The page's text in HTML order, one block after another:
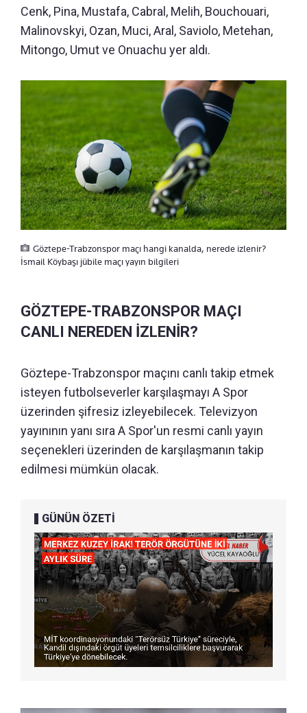
Cenk, Pina, Mustafa, Cabral, Melih, Bouchouari,
Malinovskyi, Ozan, Muci, Aral, Saviolo, Metehan,
Mitongo, Umut ve Onuachu yer aldı.
Göztepe-Trabzonspor maçı hangi kanalda, nerede izlenir?
İsmail Köybaşı jübile maçı yayın bilgileri
GÖZTEPE-TRABZONSPOR MAÇI
CANLI NEREDEN İZLENİR?
Göztepe-Trabzonspor maçını canlı takip etmek
isteyen futbolseverler karşılaşmayı A Spor
üzerinden şifresiz izleyebilecek. Televizyon
yayınının yanı sıra A Spor'un resmi canlı yayın
seçenekleri üzerinden de karşılaşmanın takip
edilmesi mümkün olacak.
GÜNÜN ÖZETİ